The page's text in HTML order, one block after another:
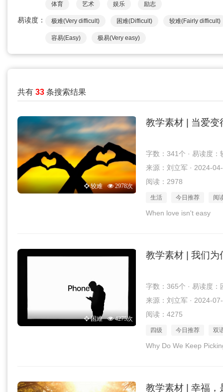
体育 艺术 娱乐 励志
易读度： 极难(Very difficult) 困难(Difficult) 较难(Fairly difficult)
容易(Easy) 极易(Very easy)
共有 33 条搜索结果
较难 2978次
教学素材 | 当爱变
字数：341个 · 易读度：
来源：刘立军 · 2024-
阅读：2978
生活 今日推荐 阅
When love isn't easy
困难 4275次
教学素材 | 我们
字数：365个 · 易读度：
来源：刘立军 · 2024-
阅读：4275
四级 今日推荐 双
Why Do We Keep
教学素材 | 幸福，